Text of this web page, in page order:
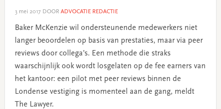
3 mei 2017 DOOR ADVOCATIE REDACTIE
Baker McKenzie wil ondersteunende medewerkers niet
langer beoordelen op basis van prestaties, maar via peer
reviews door collega’s. Een methode die straks
waarschijnlijk ook wordt losgelaten op de fee earners van
het kantoor: een pilot met peer reviews binnen de
Londense vestiging is momenteel aan de gang, meldt
The Lawyer.